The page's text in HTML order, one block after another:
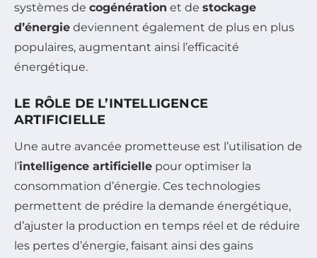
systèmes de cogénération et de stockage
d’énergie deviennent également de plus en plus
populaires, augmentant ainsi l’efficacité
énergétique.
LE RÔLE DE L’INTELLIGENCE
ARTIFICIELLE
Une autre avancée prometteuse est l’utilisation de
l’intelligence artificielle pour optimiser la
consommation d’énergie. Ces technologies
permettent de prédire la demande énergétique,
d’ajuster la production en temps réel et de réduire
les pertes d’énergie, faisant ainsi des gains